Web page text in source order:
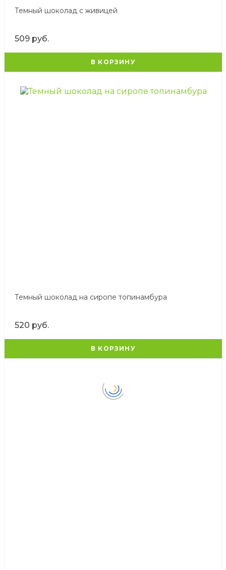
Темный шоколад с живицей
509 руб.
В КОРЗИНУ
Темный шоколад на сиропе топинамбура
520 руб.
В КОРЗИНУ